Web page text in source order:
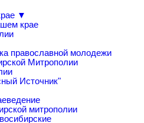
▼
крае
православной молодежи
Митрополии
Источник"
митрополии